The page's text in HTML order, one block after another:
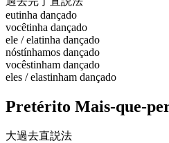
eutinha dançado
vocêtinha dançado
ele / elatinha dançado
nóstínhamos dançado
vocêstinham dançado
eles / elastinham dançado
Pretérito Mais-que-
大過去直説法